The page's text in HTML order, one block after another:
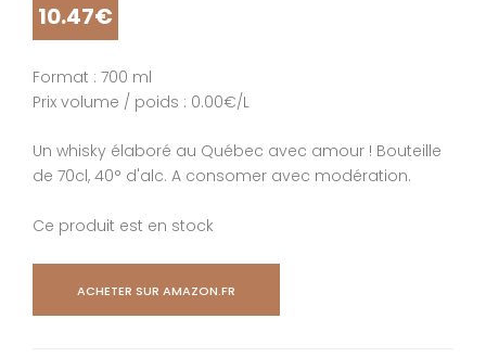
10.47€
Format : 700 ml
Prix volume / poids : 0.00€/L
Un whisky élaboré au Québec avec amour ! Bouteille
de 70cl, 40° d'alc. A consomer avec modération.
Ce produit est en stock
ACHETER SUR AMAZON.FR